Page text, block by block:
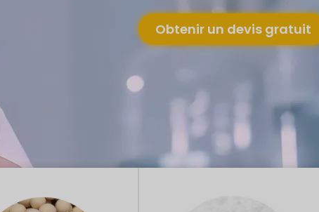
Obtenir un devis gratuit